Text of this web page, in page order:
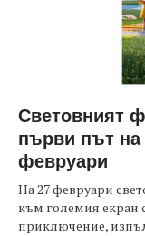
Световният
първи път на
февруари
На 27 февруари
към големия екран
приключение,